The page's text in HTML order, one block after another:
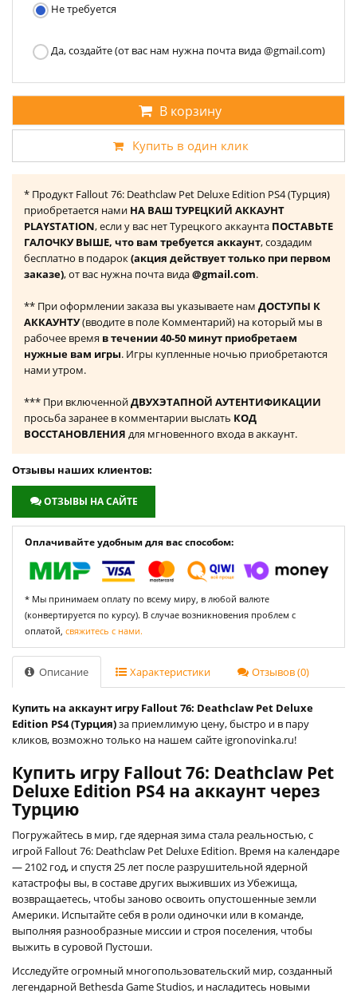
Не требуется
Да, создайте (от вас нам нужна почта вида @gmail.com)
В корзину
Купить в один клик
* Продукт Fallout 76: Deathclaw Pet Deluxe Edition PS4 (Турция)
приобретается нами НА ВАШ ТУРЕЦКИЙ АККАУНТ
PLAYSTATION, если у вас нет Турецкого аккаунта ПОСТАВЬТЕ
ГАЛОЧКУ ВЫШЕ, что вам требуется аккаунт, создадим
бесплатно в подарок(акция действует только при первом
заказе), от вас нужна почта вида@gmail.com.
** При оформлении заказа вы указываете нам ДОСТУПЫ К
АККАУНТУ(вводите в поле Комментарий) на который мы в
рабочее время в течении 40-50 минут приобретаем
нужные вам игры. Игры купленные ночью приобретаются
нами утром.
*** При включеннойДВУХЭТАПНОЙ АУТЕНТИФИКАЦИИ
просьба заранее в комментарии выслать КОД
ВОССТАНОВЛЕНИЯ для мгновенного входа в аккаунт.
Отзывы наших клиентов:
ОТЗЫВЫ НА САЙТЕ
Оплачивайте удобным для вас способом:
* Мы принимаем оплату по всему миру, в любой валюте
(конвертируется по курсу). В случае возникновения проблем с
оплатой, свяжитесь с нами.
Описание Характеристики Отзывов (0)
Купить на аккаунт игру Fallout 76: Deathclaw Pet Deluxe
Edition PS4 (Турция)за приемлимую цену, быстро и в пару
кликов, возможно только на нашем сайте igronovinka.ru!
Купить игру Fallout 76: Deathclaw Pet
Deluxe Edition PS4 на аккаунт через
Турцию
Погружайтесь в мир, где ядерная зима стала реальностью, с
игрой Fallout 76: Deathclaw Pet Deluxe Edition. Время на календаре
— 2102 год, и спустя 25 лет после разрушительной ядерной
катастрофы вы, в составе других выживших из Убежища,
возвращаетесь, чтобы заново освоить опустошенные земли
Америки. Испытайте себя в роли одиночки или в команде,
выполняя разнообразные миссии и строя поселения, чтобы
выжить в суровой Пустоши.
Исследуйте огромный многопользовательский мир, созданный
легендарной Bethesda Game Studios, и насладитесь новыми